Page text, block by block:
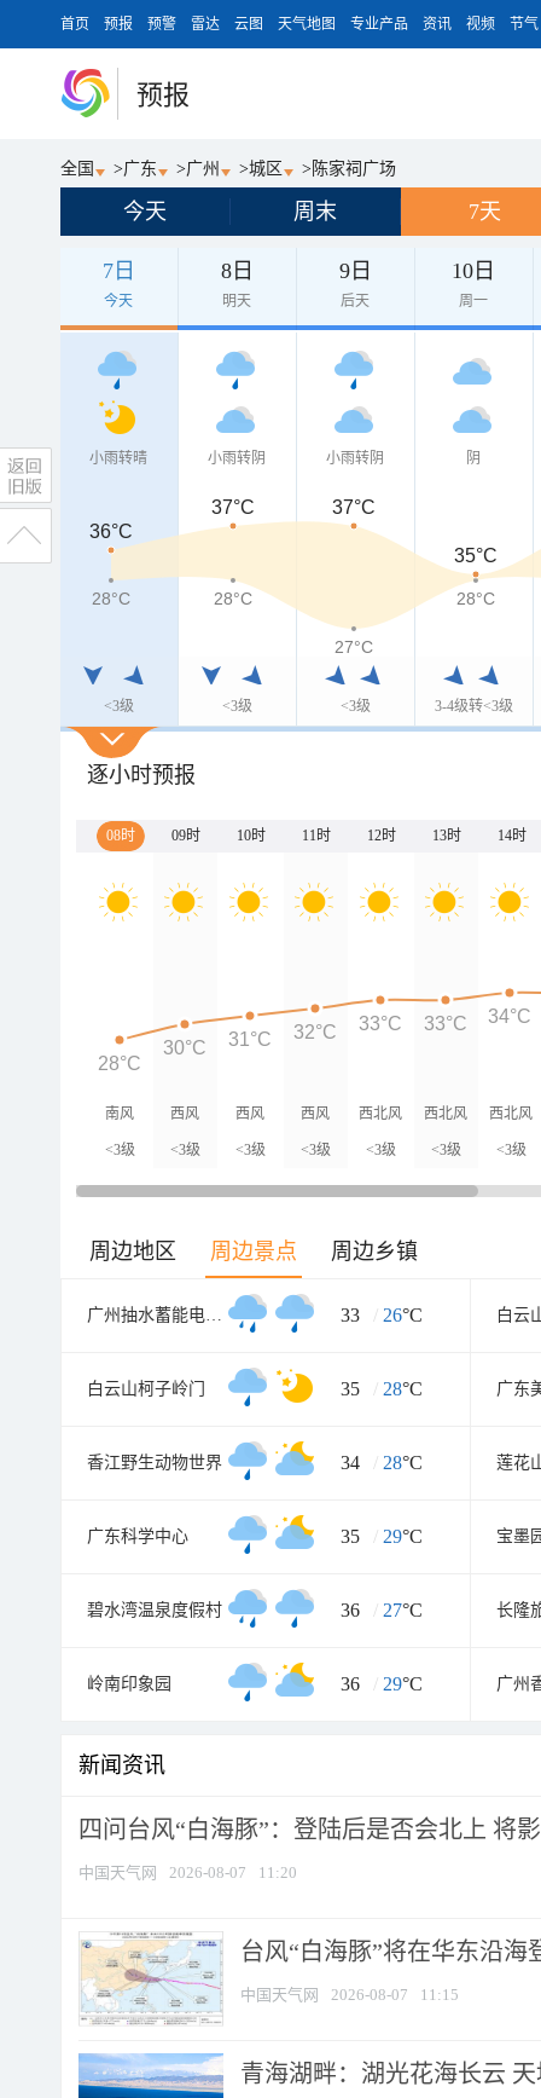
首页 预报 预警 雷达 云图 天气地图 专业产品 资讯 视频 节气
预报
全国 >广东 >广州 >城区 > 陈家祠广场
今天 周末 7天
7日
今天
8日
明天
9日
后天
10日
周一
小雨转晴
<3级
小雨转阴
<3级
小雨转阴
<3级
阴
3-4级转<3级
36°C
37°C 37°C
35°C
28°C 28°C
27°C
28°C
逐小时预报
08时 09时 10时 11时 12时 13时 14时
南风
<3级
西风
<3级
西风
<3级
西风
<3级
西北风
<3级
西北风
<3级
西北风
<3级
28°C
30°C 31°C 32°C 33°C 33°C 34°C
周边地区 周边景点 周边乡镇
广州抽水蓄能电厂旅游度假区 33 / 26°C 白云
白云山柯子岭门 35 / 28°C 广东
香江野生动物世界 34 / 28°C 莲花
广东科学中心 35 / 29°C 宝墨
碧水湾温泉度假村 36 / 27°C 长隆
岭南印象园 36 / 29°C
新闻资讯
四问台风“白海豚”：登陆后是否会北上 将
中国天气网 2026-08-07 11:20
台风“白海豚”将在华东沿
中国天气网 2026-08-07 11:15
青海湖畔：湖光花海长云